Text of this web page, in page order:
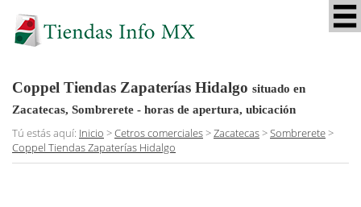
Coppel Tiendas Zapaterías Hidalgo situado en
Zacatecas, Sombrerete - horas de apertura, ubicación
Tú estás aquí: Inicio >Cetros comerciales>Zacatecas>Sombrerete>
Coppel Tiendas Zapaterías Hidalgo